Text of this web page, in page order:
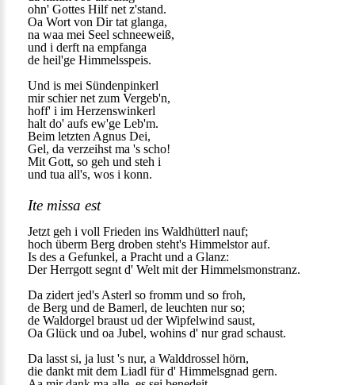
ohn' Gottes Hilf net z'stand.
Oa Wort von Dir tat glanga,
na waa mei Seel schneeweiß,
und i derft na empfanga
de heil'ge Himmelsspeis.
Und is mei Sündenpinkerl
mir schier net zum Vergeb'n,
hoff' i im Herzenswinkerl
halt do' aufs ew'ge Leb'm.
Beim letzten Agnus Dei,
Gel, da verzeihst ma 's scho!
Mit Gott, so geh und steh i
und tua all's, wos i konn.
Ite missa est
Jetzt geh i voll Frieden ins Waldhütterl nauf;
hoch überm Berg droben steht's Himmelstor auf.
Is des a Gefunkel, a Pracht und a Glanz:
Der Herrgott segnt d' Welt mit der Himmelsmonstranz.
Da zidert jed's Asterl so fromm und so froh,
de Berg und de Bamerl, de leuchten nur so;
de Waldorgel braust ud der Wipfelwind saust,
Oa Glück und oa Jubel, wohins d' nur grad schaust.
Da lasst si, ja lust 's nur, a Walddrossel hörn,
die dankt mit dem Liadl für d' Himmelsgnad gern.